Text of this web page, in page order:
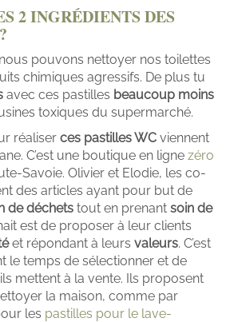
2 INGRÉDIENTS DES
pouvons nettoyer nos toilettes
chimiques agressifs. De plus tu
avec ces pastilles beaucoup moins
toxiques du supermarché.
réaliser ces pastilles WC viennent
C’est une boutique en ligne zéro
Savoie. Olivier et Elodie, les co-
des articles ayant pour but de
de déchets tout en prenant soin de
est de proposer à leur clients
et répondant à leurs valeurs. C’est
le temps de sélectionner et de
mettent à la vente. Ils proposent
la maison, comme par
les pastilles pour le lave-